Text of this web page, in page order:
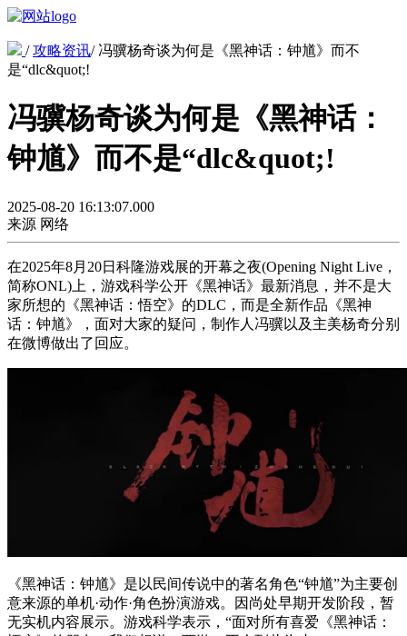
/攻略资讯/ 冯骥杨奇谈为何是《黑神话：钟馗》而不
是“dlc&quot;!
冯骥杨奇谈为何是《黑神话：
钟馗》而不是“dlc&quot;!
2025-08-20 16:13:07.000
来源 网络
在2025年8月20日科隆游戏展的开幕之夜(Opening Night Live，
简称ONL)上，游戏科学公开《黑神话》最新消息，并不是大
家所想的《黑神话：悟空》的DLC，而是全新作品《黑神
话：钟馗》，面对大家的疑问，制作人冯骥以及主美杨奇分别
在微博做出了回应。
《黑神话：钟馗》是以民间传说中的著名角色“钟馗”为主要创
意来源的单机·动作·角色扮演游戏。因尚处早期开发阶段，暂
无实机内容展示。游戏科学表示，“面对所有喜爱《黑神话：